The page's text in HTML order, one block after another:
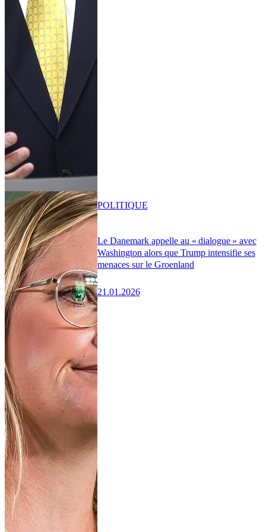
Le Danemark appelle au « dialogue » avec
Washington alors que Trump intensifie ses
menaces sur le Groenland
21.01.2026
POLITIQUE